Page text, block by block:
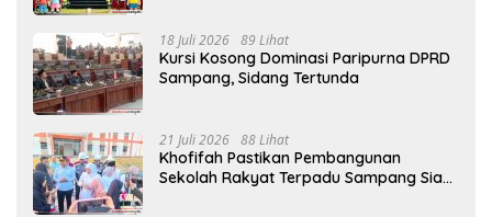
18 Juli 2026 89 Lihat
Kursi Kosong Dominasi Paripurna DPRD
Sampang, Sidang Tertunda
21 Juli 2026 88 Lihat
Khofifah Pastikan Pembangunan
Sekolah Rakyat Terpadu Sampang Siap